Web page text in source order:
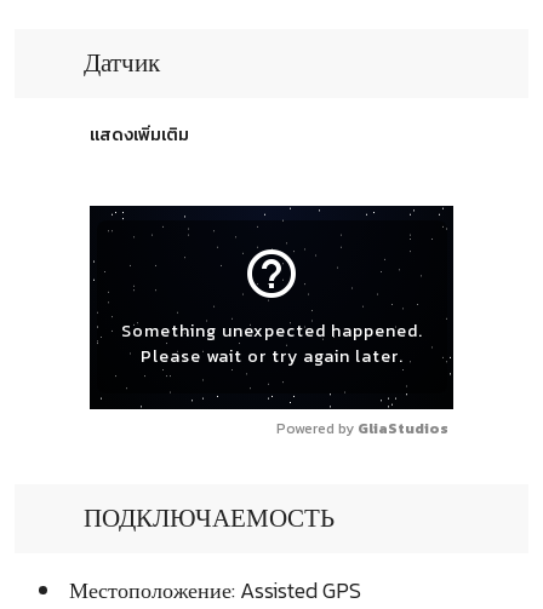
Датчик
แสดงเพิ่มเติม
help_outline
Something unexpected happened.
Please wait or try again later.
Powered by GliaStudios
ПОДКЛЮЧАЕМОСТЬ
Местоположение: Assisted GPS